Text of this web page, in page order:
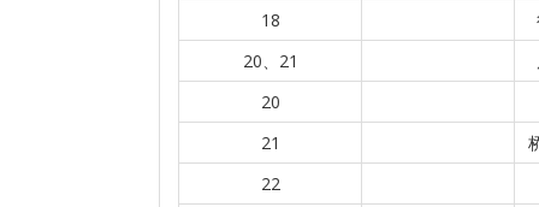
18
20、21
20
21
22